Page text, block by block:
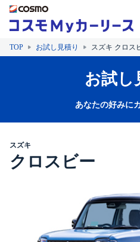
TOP お試し見積り スズキ クロス
お試し
あなたの好みに
スズキ
クロスビー